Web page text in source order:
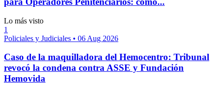
Lo más visto
1
Policiales y Judiciales • 06 Aug 2026
Caso de la maquilladora del Hemocentro: Tribunal
revocó la condena contra ASSE y Fundación
Hemovida